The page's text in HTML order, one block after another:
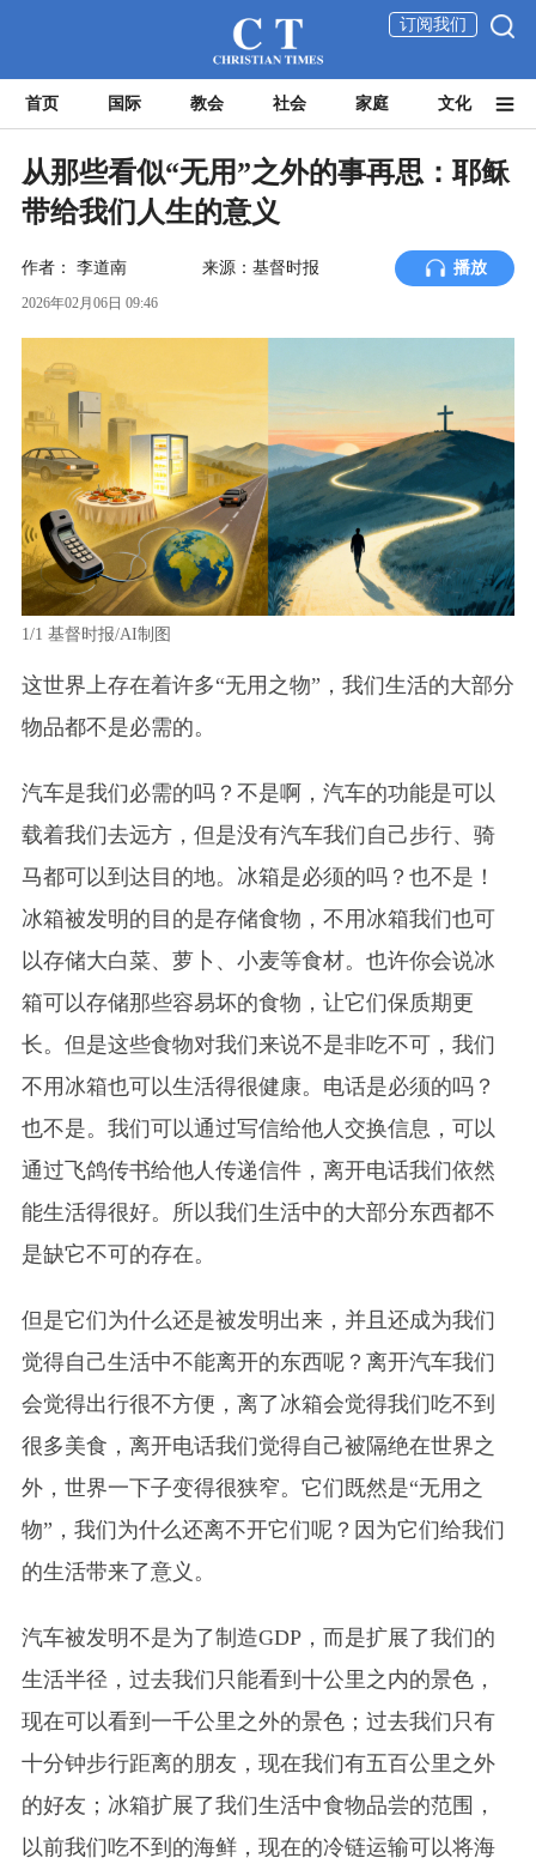
订阅我们
首页 国际 教会 社会 家庭 文化
从那些看似“无用”之外的事再思：耶稣
带给我们人生的意义
作者： 李道南 来源：基督时报 播放
2026年02月06日 09:46
1/1 基督时报/AI制图
这世界上存在着许多“无用之物”，我们生活的大部分
物品都不是必需的。
汽车是我们必需的吗？不是啊，汽车的功能是可以
载着我们去远方，但是没有汽车我们自己步行、骑
马都可以到达目的地。冰箱是必须的吗？也不是！
冰箱被发明的目的是存储食物，不用冰箱我们也可
以存储大白菜、萝卜、小麦等食材。也许你会说冰
箱可以存储那些容易坏的食物，让它们保质期更
长。但是这些食物对我们来说不是非吃不可，我们
不用冰箱也可以生活得很健康。电话是必须的吗？
也不是。我们可以通过写信给他人交换信息，可以
通过飞鸽传书给他人传递信件，离开电话我们依然
能生活得很好。所以我们生活中的大部分东西都不
是缺它不可的存在。
但是它们为什么还是被发明出来，并且还成为我们
觉得自己生活中不能离开的东西呢？离开汽车我们
会觉得出行很不方便，离了冰箱会觉得我们吃不到
很多美食，离开电话我们觉得自己被隔绝在世界之
外，世界一下子变得很狭窄。它们既然是“无用之
物”，我们为什么还离不开它们呢？因为它们给我们
的生活带来了意义。
汽车被发明不是为了制造GDP，而是扩展了我们的
生活半径，过去我们只能看到十公里之内的景色，
现在可以看到一千公里之外的景色；过去我们只有
十分钟步行距离的朋友，现在我们有五百公里之外
的好友；冰箱扩展了我们生活中食物品尝的范围，
以前我们吃不到的海鲜，现在的冷链运输可以将海